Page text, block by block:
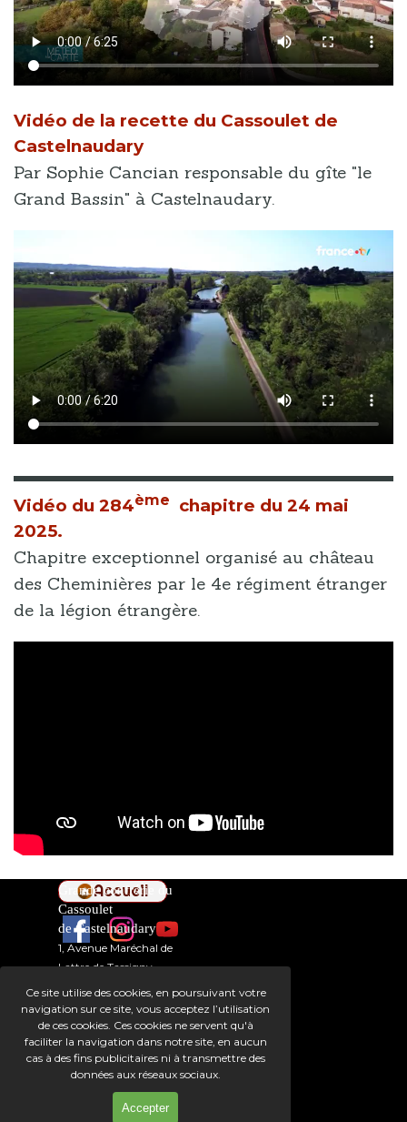
Ce site utilise des cookies, en poursuivant votre
navigation sur ce site, vous acceptez l’utilisation
de ces cookies. Ces cookies ne servent qu'à
faciliter la navigation dans notre site, en aucun
cas à des fins publicitaires ni à transmettre des
données aux réseaux sociaux.
Accepter
Vidéo de la recette du Cassoulet de
Castelnaudary
Par Sophie Cancian responsable du gîte "le
Grand Bassin" à Castelnaudary.
Vidéo du 284ème
chapitre du 24 mai
2025.
Chapitre exceptionnel organisé au château
des Cheminières par le 4e régiment étranger
de la légion étrangère.
Grande confrérie du
Cassoulet
de Castelnaudary
1, Avenue Maréchal de
Lattre de Tassigny
11400
CASTELNAUDARY
> Nous Appeler :
04 68 23 66 73
> Nous Ecrire :
Accueil